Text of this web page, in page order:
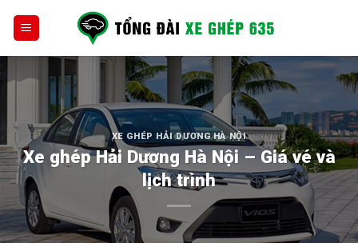
XE GHÉP HẢI DƯƠNG HÀ NỘI
Xe ghép Hải Dương Hà Nội – Giá vé và
lịch trình